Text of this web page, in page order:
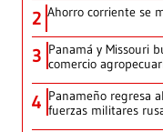
2 Ahorro corriente se
3 Panamá y Missouri
comercio
4 Panameño regresa
fuerzas militares